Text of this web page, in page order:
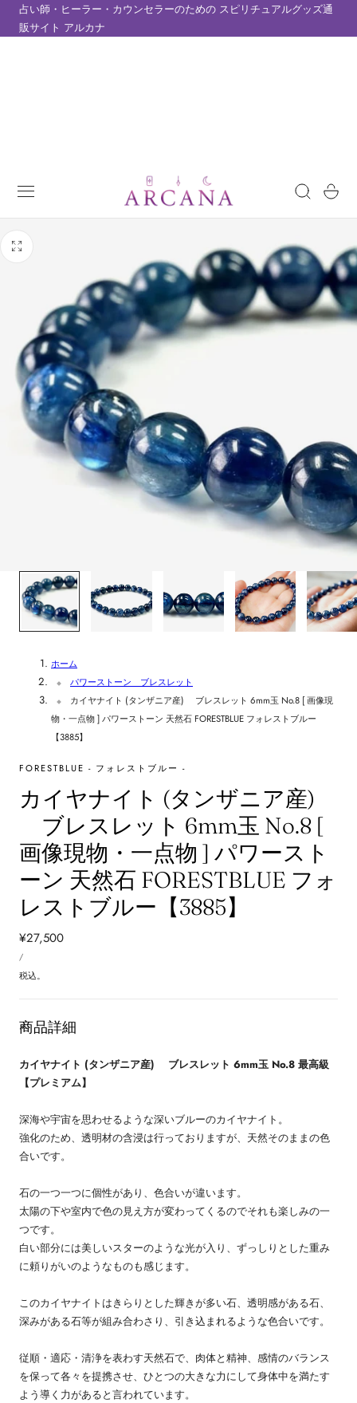
ツにスキップ
占い師・ヒーラー・カウンセラーのための スピリチュアルグッズ通
販サイト アルカナ
ー
ホーム
パワーストーン ブレスレット
カイヤナイト (タンザニア産) ブレスレット 6mm玉 No.8 [ 画像現
物・一点物 ] パワーストーン 天然石 FORESTBLUE フォレストブルー
【3885】
FORESTBLUE - フォレストブルー -
カイヤナイト (タンザニア産)
ブレスレット 6mm玉 No.8 [
画像現物・一点物 ] パワースト
ーン 天然石 FORESTBLUE フォ
レストブルー【3885】
通
常
価
¥27,500
単
価/あ
り
税込。
商品詳細
カイヤナイト (タンザニア産) ブレスレット 6mm玉 No.8 最高級
【プレミアム】
深海や宇宙を思わせるような深いブルーのカイヤナイト。
強化のため、透明材の含浸は行っておりますが、天然そのままの色
合いです。
石の一つ一つに個性があり、色合いが違います。
太陽の下や室内で色の見え方が変わってくるのでそれも楽しみの一
つです。
白い部分には美しいスターのような光が入り、ずっしりとした重み
に頼りがいのようなものも感じます。
このカイヤナイトはきらりとした輝きが多い石、透明感がある石、
深みがある石等が組み合わさり、引き込まれるような色合いです。
従順・適応・清浄を表わす天然石で、肉体と精神、感情のバランス
を保って各々を提携させ、ひとつの大きな力にして身体中を満たす
よう導く力があると言われています。